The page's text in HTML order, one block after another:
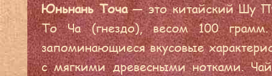
Юньнань Точа— это китайский Шу
То Ча (гнездо), весом 100
запоминающиеся вкусовые
с мягкими древесными нотками.